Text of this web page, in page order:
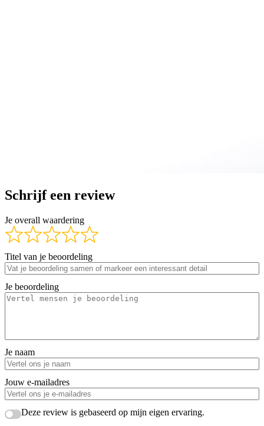
Schrijf een review
Je overall waardering
Titel van je beoordeling
Je beoordeling
Je naam
Jouw e-mailadres
Deze review is gebaseerd op mijn eigen ervaring.